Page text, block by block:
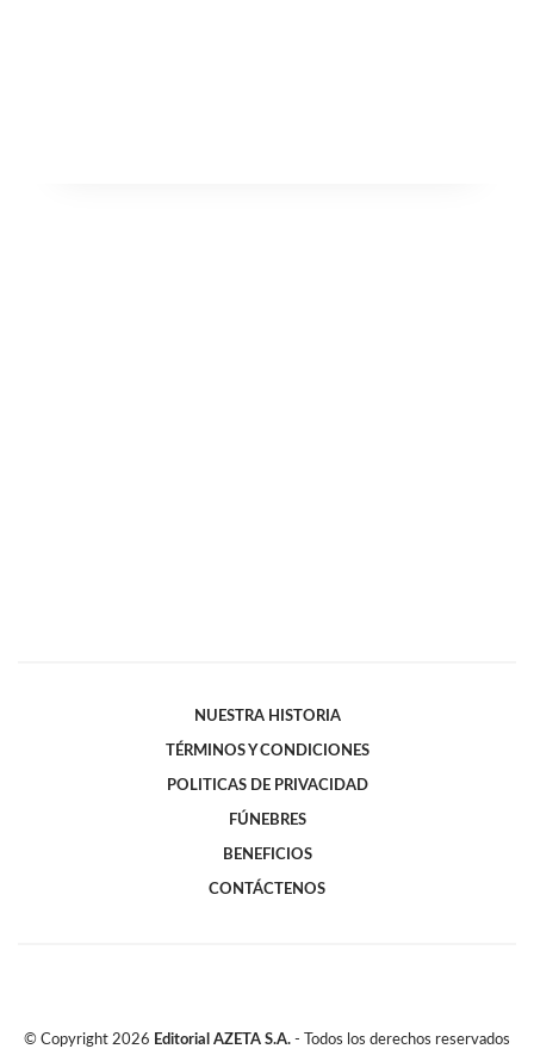
NUESTRA HISTORIA
TÉRMINOS Y CONDICIONES
POLITICAS DE PRIVACIDAD
FÚNEBRES
BENEFICIOS
CONTÁCTENOS
© Copyright 2026 Editorial AZETA S.A. - Todos los derechos reservados